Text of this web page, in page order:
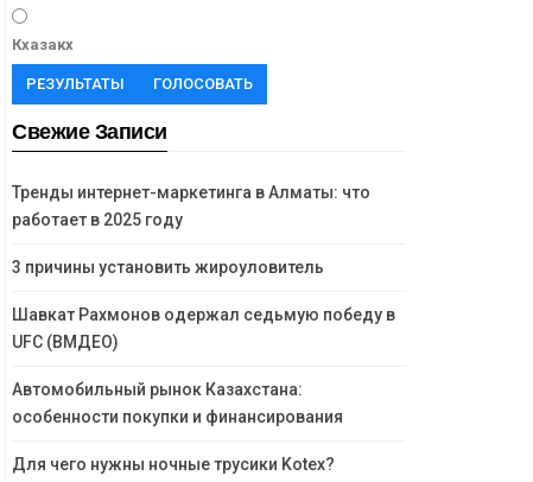
Кхазакх
РЕЗУЛЬТАТЫ ГОЛОСОВАТЬ
Свежие Записи
Тренды интернет-маркетинга в Алматы: что
работает в 2025 году
3 причины установить жироуловитель
Шавкат Рахмонов одержал седьмую победу в
UFC (ВМДЕО)
Автомобильный рынок Казахстана:
особенности покупки и финансирования
Для чего нужны ночные трусики Kotex?